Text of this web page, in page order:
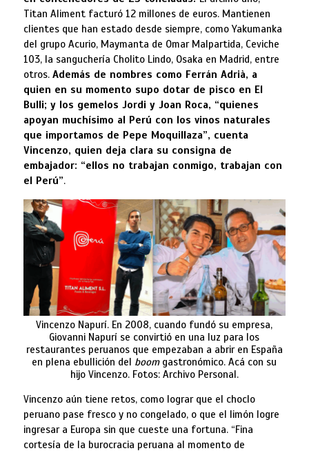
Titan Aliment facturó 12 millones de euros. Mantienen
clientes que han estado desde siempre, como Yakumanka
del grupo Acurio, Maymanta de Omar Malpartida, Ceviche
103, la sanguchería Cholito Lindo, Osaka en Madrid, entre
otros. Además de nombres como Ferrán Adrià, a
quien en su momento supo dotar de pisco en El
Bulli; y los gemelos Jordi y Joan Roca, “quienes
apoyan muchísimo al Perú con los vinos naturales
que importamos de Pepe Moquillaza”, cuenta
Vincenzo, quien deja clara su consigna de
embajador: “ellos no trabajan conmigo, trabajan con
el Perú”.
Vincenzo Napurí. En 2008, cuando fundó su empresa,
Giovanni Napurí se convirtió en una luz para los
restaurantes peruanos que empezaban a abrir en España
en plena ebullición del boom gastronómico. Acá con su
hijo Vincenzo. Fotos: Archivo Personal.
Vincenzo aún tiene retos, como lograr que el choclo
peruano pase fresco y no congelado, o que el limón logre
ingresar a Europa sin que cueste una fortuna. “Fina
cortesía de la burocracia peruana al momento de